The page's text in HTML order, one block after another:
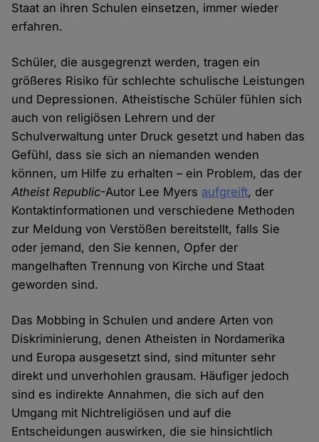
Staat an ihren Schulen einsetzen, immer wieder
erfahren.
Schüler, die ausgegrenzt werden, tragen ein
größeres Risiko für schlechte schulische Leistungen
und Depressionen. Atheistische Schüler fühlen sich
auch von religiösen Lehrern und der
Schulverwaltung unter Druck gesetzt und haben das
Gefühl, dass sie sich an niemanden wenden
können, um Hilfe zu erhalten – ein Problem, das der
Atheist Republic-Autor Lee Myers aufgreift, der
Kontaktinformationen und verschiedene Methoden
zur Meldung von Verstößen bereitstellt, falls Sie
oder jemand, den Sie kennen, Opfer der
mangelhaften Trennung von Kirche und Staat
geworden sind.
Das Mobbing in Schulen und andere Arten von
Diskriminierung, denen Atheisten in Nordamerika
und Europa ausgesetzt sind, sind mitunter sehr
direkt und unverhohlen grausam. Häufiger jedoch
sind es indirekte Annahmen, die sich auf den
Umgang mit Nichtreligiösen und auf die
Entscheidungen auswirken, die sie hinsichtlich